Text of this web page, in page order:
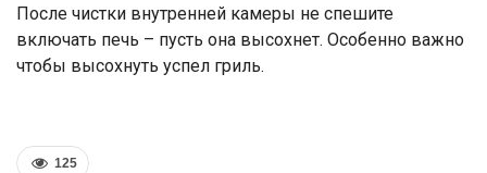
После чистки внутренней камеры не спешите
включать печь – пусть она высохнет. Особенно важно
чтобы высохнуть успел гриль.
125